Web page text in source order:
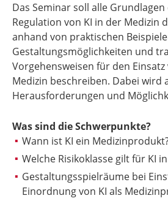
Das Seminar soll alle
Regulation von KI in der Medizin
anhand von praktischen
Gestaltungsmöglichkeiten und
Vorgehensweisen für den
Medizin beschreiben. Dabei wird
Herausforderungen und
Was sind die Schwerpunkte?
Wann ist KI ein
Welche Risikoklasse gilt für KI
Gestaltungsspielräume bei
Einordnung von KI als